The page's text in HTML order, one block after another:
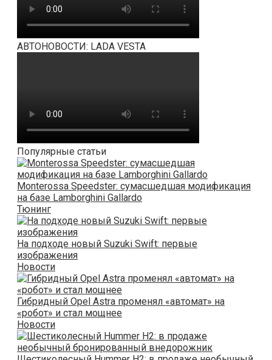
АВТОНОВОСТИ: LADA VESTA
Популярные статьи
Monterossa Speedster: сумасшедшая модификация
на базе Lamborghini Gallardo
Тюнинг
На подходе новый Suzuki Swift: первые
изображения
Новости
Гибридный Opel Astra променял «автомат» на
«робот» и стал мощнее
Новости